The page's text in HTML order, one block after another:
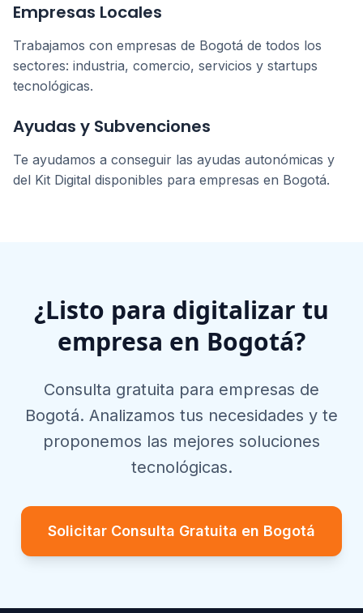
Empresas Locales
Trabajamos con empresas de Bogotá de todos los
sectores: industria, comercio, servicios y startups
tecnológicas.
Ayudas y Subvenciones
Te ayudamos a conseguir las ayudas autonómicas y
del Kit Digital disponibles para empresas en Bogotá.
¿Listo para digitalizar tu
empresa en Bogotá?
Consulta gratuita para empresas de
Bogotá. Analizamos tus necesidades y te
proponemos las mejores soluciones
tecnológicas.
Solicitar Consulta Gratuita en Bogotá